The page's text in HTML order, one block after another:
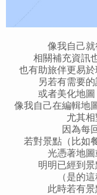
像我自己
相關補充資訊
也有助旅伴更易於
另若有需要
或者美化地圖
像我自己在編輯地
尤其相
因為每
若對景點（比如
光憑著地
明明已經到
（是的
此時若有